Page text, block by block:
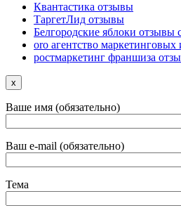
Квантастика отзывы
ТаргетЛид отзывы
Белгородские яблоки отзывы
oro агентство
ростмаркетинг франшиза
x
Ваше имя (обязательно)
Ваш e-mail (обязательно)
Тема